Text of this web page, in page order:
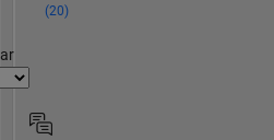
(20)